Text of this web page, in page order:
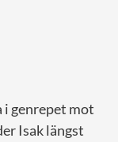
genrepet mot
Isak längst